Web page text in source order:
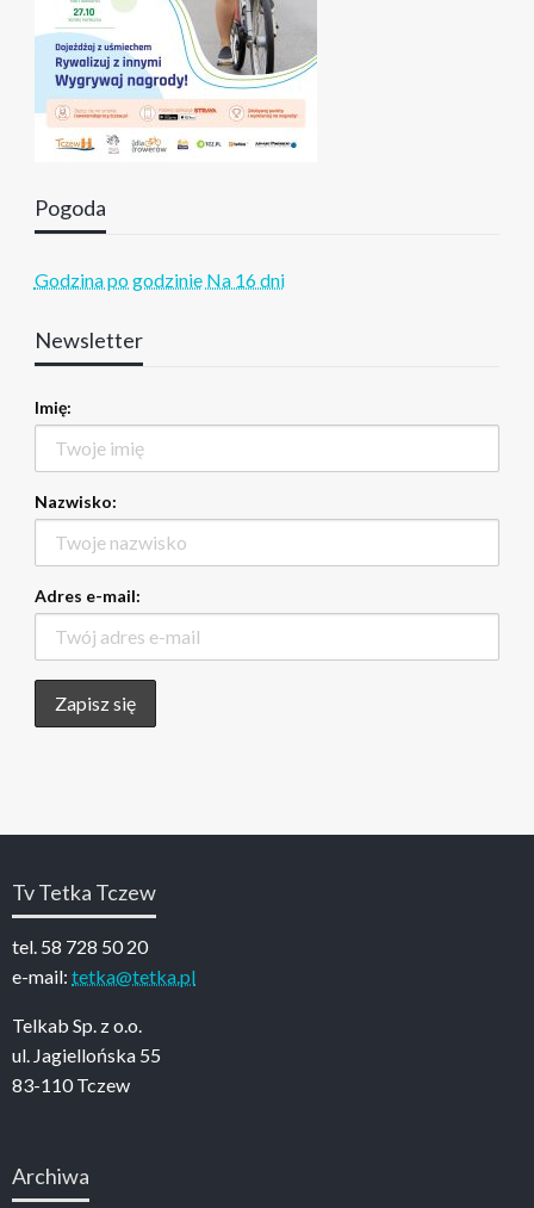
Pogoda
Godzina po godzinie Na 16 dni
Newsletter
Imię:
Nazwisko:
Adres e-mail:
Tv Tetka Tczew
tel. 58 728 50 20
e-mail: tetka@tetka.pl
Telkab Sp. z o.o.
ul. Jagiellońska 55
83-110 Tczew
Archiwa